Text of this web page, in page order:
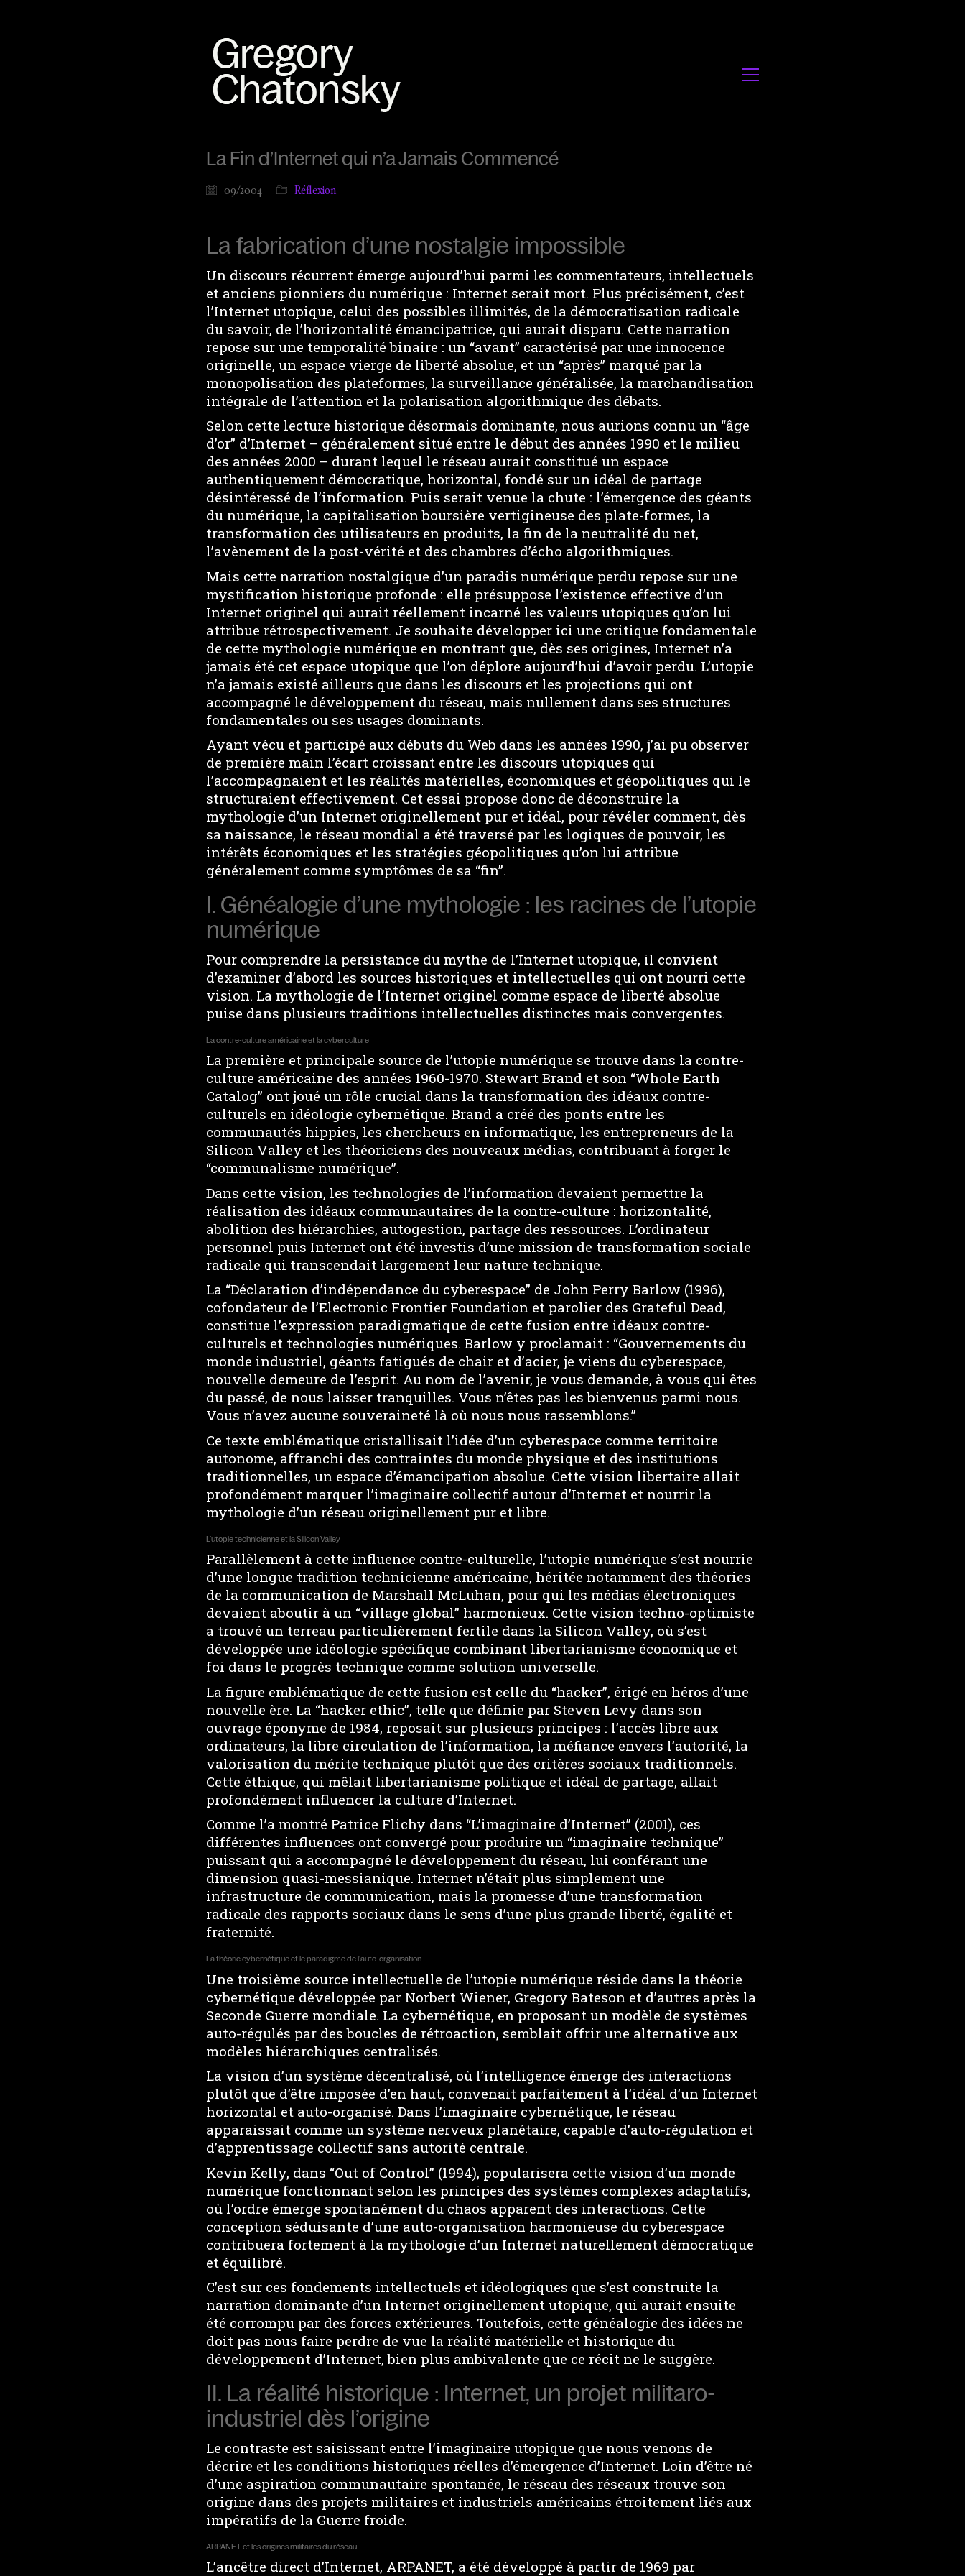
La Fin d’Internet qui n’a Jamais Commencé
09/2004 Réflexion
La fabrication d’une nostalgie impossible
Un discours récurrent émerge aujourd’hui parmi les commentateurs, intellectuels
et anciens pionniers du numérique : Internet serait mort. Plus précisément, c’est
l’Internet utopique, celui des possibles illimités, de la démocratisation radicale
du savoir, de l’horizontalité émancipatrice, qui aurait disparu. Cette narration
repose sur une temporalité binaire : un “avant” caractérisé par une innocence
originelle, un espace vierge de liberté absolue, et un “après” marqué par la
monopolisation des plateformes, la surveillance généralisée, la marchandisation
intégrale de l’attention et la polarisation algorithmique des débats.
Selon cette lecture historique désormais dominante, nous aurions connu un “âge
d’or” d’Internet – généralement situé entre le début des années 1990 et le milieu
des années 2000 – durant lequel le réseau aurait constitué un espace
authentiquement démocratique, horizontal, fondé sur un idéal de partage
désintéressé de l’information. Puis serait venue la chute : l’émergence des géants
du numérique, la capitalisation boursière vertigineuse des plate-formes, la
transformation des utilisateurs en produits, la fin de la neutralité du net,
l’avènement de la post-vérité et des chambres d’écho algorithmiques.
Mais cette narration nostalgique d’un paradis numérique perdu repose sur une
mystification historique profonde : elle présuppose l’existence effective d’un
Internet originel qui aurait réellement incarné les valeurs utopiques qu’on lui
attribue rétrospectivement. Je souhaite développer ici une critique fondamentale
de cette mythologie numérique en montrant que, dès ses origines, Internet n’a
jamais été cet espace utopique que l’on déplore aujourd’hui d’avoir perdu. L’utopie
n’a jamais existé ailleurs que dans les discours et les projections qui ont
accompagné le développement du réseau, mais nullement dans ses structures
fondamentales ou ses usages dominants.
Ayant vécu et participé aux débuts du Web dans les années 1990, j’ai pu observer
de première main l’écart croissant entre les discours utopiques qui
l’accompagnaient et les réalités matérielles, économiques et géopolitiques qui le
structuraient effectivement. Cet essai propose donc de déconstruire la
mythologie d’un Internet originellement pur et idéal, pour révéler comment, dès
sa naissance, le réseau mondial a été traversé par les logiques de pouvoir, les
intérêts économiques et les stratégies géopolitiques qu’on lui attribue
généralement comme symptômes de sa “fin”.
I. Généalogie d’une mythologie : les racines de l’utopie
numérique
Pour comprendre la persistance du mythe de l’Internet utopique, il convient
d’examiner d’abord les sources historiques et intellectuelles qui ont nourri cette
vision. La mythologie de l’Internet originel comme espace de liberté absolue
puise dans plusieurs traditions intellectuelles distinctes mais convergentes.
La contre-culture américaine et la cyberculture
La première et principale source de l’utopie numérique se trouve dans la contre-
culture américaine des années 1960-1970. Stewart Brand et son “Whole Earth
Catalog” ont joué un rôle crucial dans la transformation des idéaux contre-
culturels en idéologie cybernétique. Brand a créé des ponts entre les
communautés hippies, les chercheurs en informatique, les entrepreneurs de la
Silicon Valley et les théoriciens des nouveaux médias, contribuant à forger le
“communalisme numérique”.
Dans cette vision, les technologies de l’information devaient permettre la
réalisation des idéaux communautaires de la contre-culture : horizontalité,
abolition des hiérarchies, autogestion, partage des ressources. L’ordinateur
personnel puis Internet ont été investis d’une mission de transformation sociale
radicale qui transcendait largement leur nature technique.
La “Déclaration d’indépendance du cyberespace” de John Perry Barlow (1996),
cofondateur de l’Electronic Frontier Foundation et parolier des Grateful Dead,
constitue l’expression paradigmatique de cette fusion entre idéaux contre-
culturels et technologies numériques. Barlow y proclamait : “Gouvernements du
monde industriel, géants fatigués de chair et d’acier, je viens du cyberespace,
nouvelle demeure de l’esprit. Au nom de l’avenir, je vous demande, à vous qui êtes
du passé, de nous laisser tranquilles. Vous n’êtes pas les bienvenus parmi nous.
Vous n’avez aucune souveraineté là où nous nous rassemblons.”
Ce texte emblématique cristallisait l’idée d’un cyberespace comme territoire
autonome, affranchi des contraintes du monde physique et des institutions
traditionnelles, un espace d’émancipation absolue. Cette vision libertaire allait
profondément marquer l’imaginaire collectif autour d’Internet et nourrir la
mythologie d’un réseau originellement pur et libre.
L’utopie technicienne et la Silicon Valley
Parallèlement à cette influence contre-culturelle, l’utopie numérique s’est nourrie
d’une longue tradition technicienne américaine, héritée notamment des théories
de la communication de Marshall McLuhan, pour qui les médias électroniques
devaient aboutir à un “village global” harmonieux. Cette vision techno-optimiste
a trouvé un terreau particulièrement fertile dans la Silicon Valley, où s’est
développée une idéologie spécifique combinant libertarianisme économique et
foi dans le progrès technique comme solution universelle.
La figure emblématique de cette fusion est celle du “hacker”, érigé en héros d’une
nouvelle ère. La “hacker ethic”, telle que définie par Steven Levy dans son
ouvrage éponyme de 1984, reposait sur plusieurs principes : l’accès libre aux
ordinateurs, la libre circulation de l’information, la méfiance envers l’autorité, la
valorisation du mérite technique plutôt que des critères sociaux traditionnels.
Cette éthique, qui mêlait libertarianisme politique et idéal de partage, allait
profondément influencer la culture d’Internet.
Comme l’a montré Patrice Flichy dans “L’imaginaire d’Internet” (2001), ces
différentes influences ont convergé pour produire un “imaginaire technique”
puissant qui a accompagné le développement du réseau, lui conférant une
dimension quasi-messianique. Internet n’était plus simplement une
infrastructure de communication, mais la promesse d’une transformation
radicale des rapports sociaux dans le sens d’une plus grande liberté, égalité et
fraternité.
La théorie cybernétique et le paradigme de l’auto-organisation
Une troisième source intellectuelle de l’utopie numérique réside dans la théorie
cybernétique développée par Norbert Wiener, Gregory Bateson et d’autres après la
Seconde Guerre mondiale. La cybernétique, en proposant un modèle de systèmes
auto-régulés par des boucles de rétroaction, semblait offrir une alternative aux
modèles hiérarchiques centralisés.
La vision d’un système décentralisé, où l’intelligence émerge des interactions
plutôt que d’être imposée d’en haut, convenait parfaitement à l’idéal d’un Internet
horizontal et auto-organisé. Dans l’imaginaire cybernétique, le réseau
apparaissait comme un système nerveux planétaire, capable d’auto-régulation et
d’apprentissage collectif sans autorité centrale.
Kevin Kelly, dans “Out of Control” (1994), popularisera cette vision d’un monde
numérique fonctionnant selon les principes des systèmes complexes adaptatifs,
où l’ordre émerge spontanément du chaos apparent des interactions. Cette
conception séduisante d’une auto-organisation harmonieuse du cyberespace
contribuera fortement à la mythologie d’un Internet naturellement démocratique
et équilibré.
C’est sur ces fondements intellectuels et idéologiques que s’est construite la
narration dominante d’un Internet originellement utopique, qui aurait ensuite
été corrompu par des forces extérieures. Toutefois, cette généalogie des idées ne
doit pas nous faire perdre de vue la réalité matérielle et historique du
développement d’Internet, bien plus ambivalente que ce récit ne le suggère.
II. La réalité historique : Internet, un projet militaro-
industriel dès l’origine
Le contraste est saisissant entre l’imaginaire utopique que nous venons de
décrire et les conditions historiques réelles d’émergence d’Internet. Loin d’être né
d’une aspiration communautaire spontanée, le réseau des réseaux trouve son
origine dans des projets militaires et industriels américains étroitement liés aux
impératifs de la Guerre froide.
ARPANET et les origines militaires du réseau
L’ancêtre direct d’Internet, ARPANET, a été développé à partir de 1969 par